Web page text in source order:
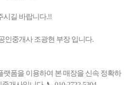
시길 바랍니다.!!
인중개사 조광현 부장 입니다.
랫폼을 이용하여 본 매장을 신속 정확하